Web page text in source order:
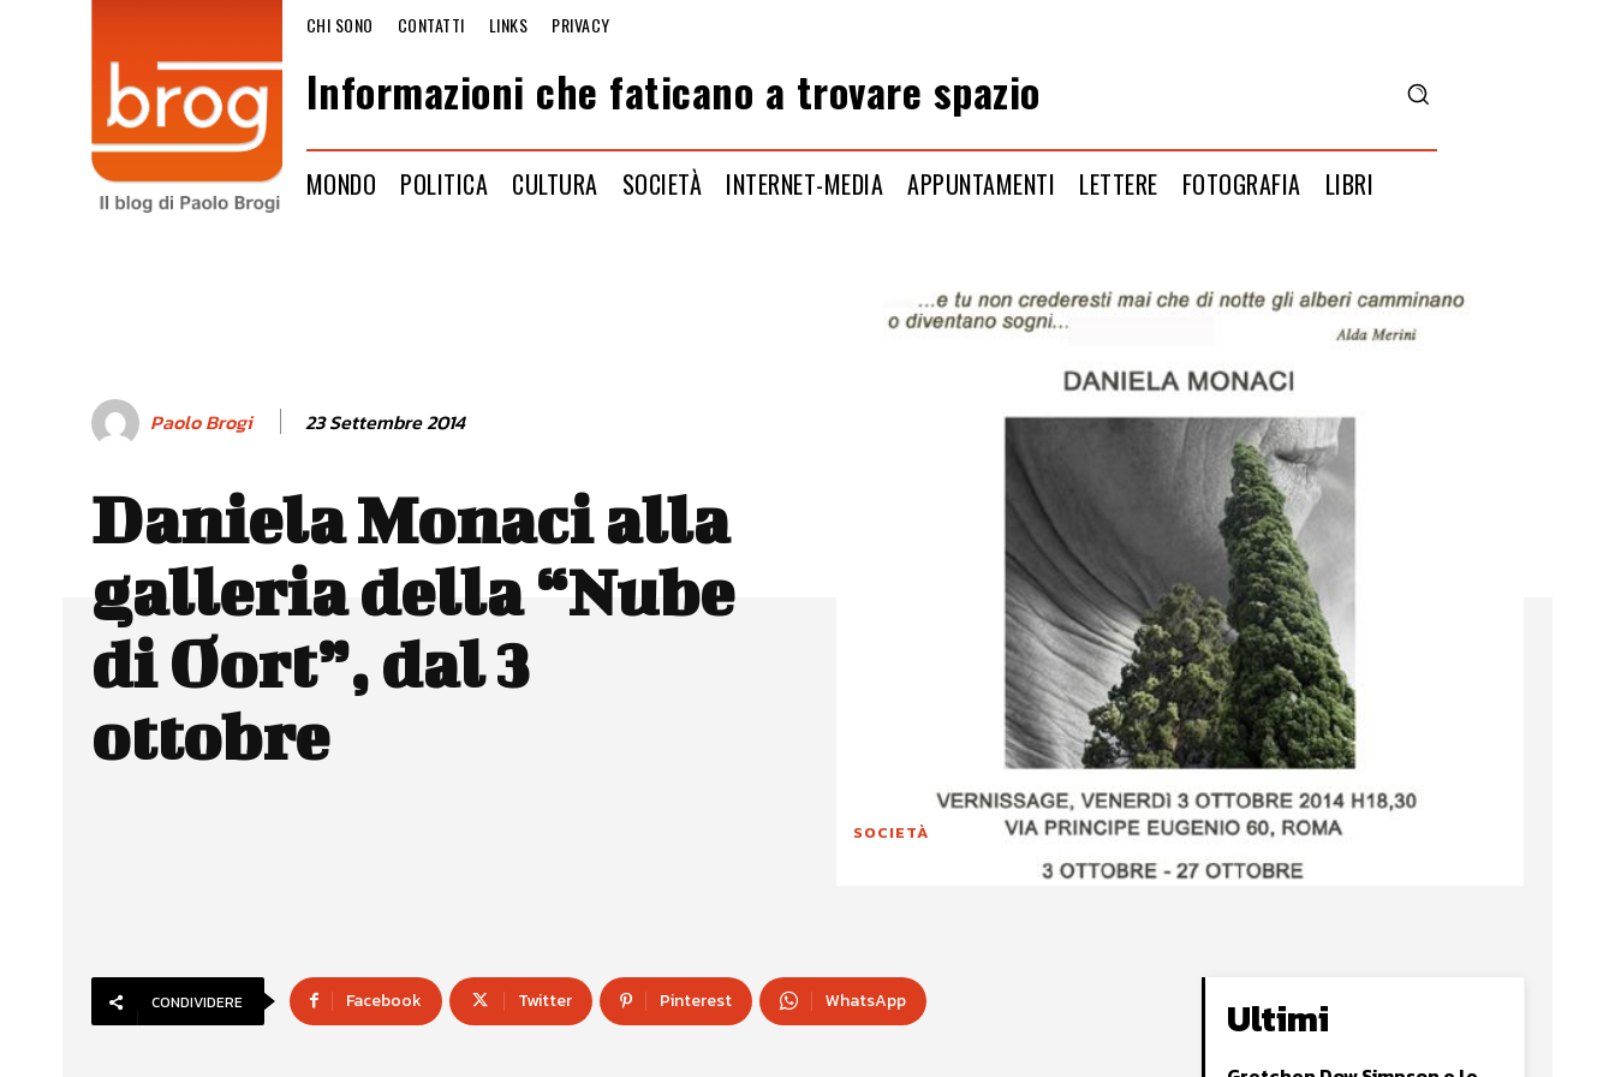
CHI SONO CONTATTI LINKS PRIVACY
Informazioni che faticano a trovare spazio
MONDO POLITICA CULTURA SOCIETÀ INTERNET-MEDIA APPUNTAMENTI LETTERE FOTOGRAFIA LIBRI
Paolo Brogi 23 Settembre 2014
Daniela Monaci alla
galleria della “Nube
di Oort”, dal 3
ottobre
SOCIETÀ
CONDIVIDERE Facebook Twitter Pinterest WhatsApp Ultimi